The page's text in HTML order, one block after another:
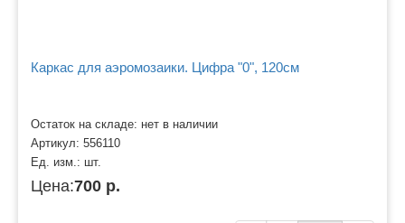
Каркас для аэромозаики. Цифра "0", 120см
Остаток на складе: нет в наличии
Артикул: 556110
Ед. изм.: шт.
Цена:700 р.